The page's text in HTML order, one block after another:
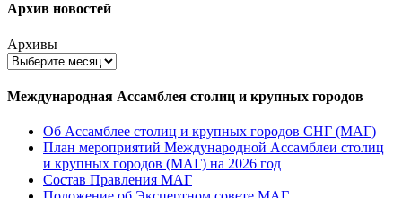
Архив новостей
Архивы
Международная Ассамблея столиц и крупных городов
Об Ассамблее столиц и крупных городов СНГ (МАГ)
План мероприятий Международной Ассамблеи столиц
и крупных городов (МАГ) на 2026 год
Состав Правления МАГ